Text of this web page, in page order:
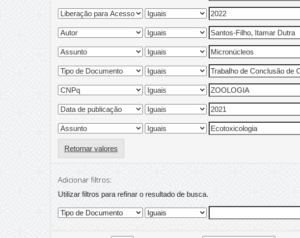
Retornar valores
Adicionar filtros:
Utilizar filtros para refinar o resultado de busca.